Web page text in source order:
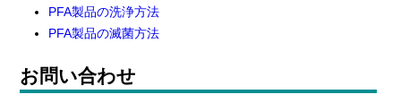
PFA製品の洗浄方法
PFA製品の滅菌方法
お問い合わせ